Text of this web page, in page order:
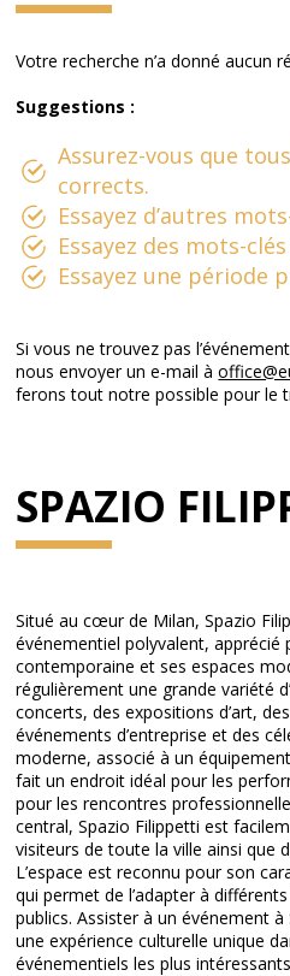
Votre recherche n’a donné aucun
Suggestions :
Assurez-vous que
corrects.
Essayez d’autres
Essayez des mots-
Essayez une période
Si vous ne trouvez pas
nous envoyer un e-mail à
ferons tout notre possible pour le
SPAZIO
Situé au cœur de Milan, Spazio
événementiel polyvalent,
contemporaine et ses espaces
régulièrement une grande variété
concerts, des expositions d’art,
événements d’entreprise et des
moderne, associé à un
fait un endroit idéal pour les
pour les rencontres
central, Spazio Filippetti est
visiteurs de toute la ville ainsi que
L’espace est reconnu pour son
qui permet de l’adapter à
publics. Assister à un événement
une expérience culturelle unique
événementiels les plus